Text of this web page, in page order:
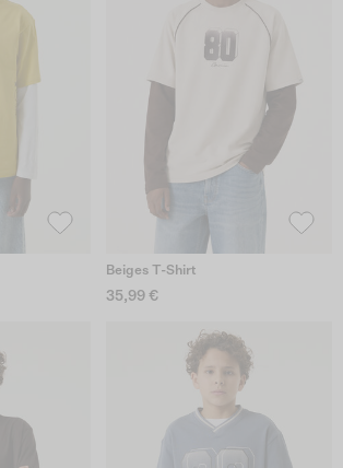
Beiges T-Shirt
35,99 €